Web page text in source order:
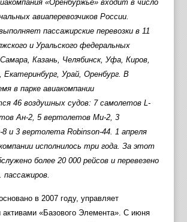
«Оренбуржье» входит в число
авиаперевозчиков России.
пассажирские перевозки в 11
и Уральского федеральных
Казань, Челябинск, Уфа, Киров,
Екатеринбург, Урай, Оренбург. В
в парке авиакомпании
46 воздушных судов: 7 самолетов L-
Ан-2, 5 вертолетов Ми-2, 3
и 3 вертолета Robinson-44. 1 апреля
исполнилось три года. За этот
более 20 000 рейсов и перевезено
в 2007 году, управляет
активами «Базового Элемента». С июня